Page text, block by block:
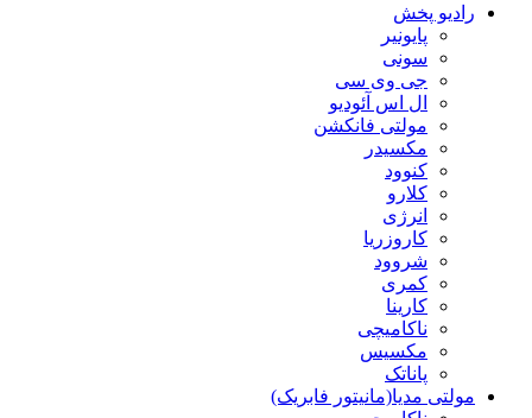
رادیو پخش
پایونیر
سونی
جی وی سی
ال اس آئودیو
مولتی فانکشن
مکسیدر
کنوود
کلارو
انرژی
کاروزریا
شروود
کمری
کارینا
ناکامیچی
مکسیس
پاناتک
مولتی مدیا(مانیتور فابریک)